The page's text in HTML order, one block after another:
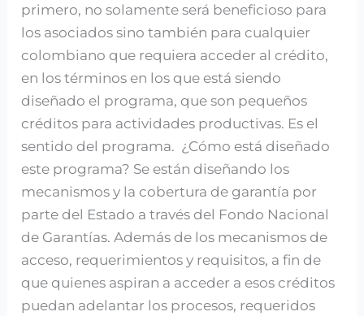
primero, no solamente será beneficioso para
los asociados sino también para cualquier
colombiano que requiera acceder al crédito,
en los términos en los que está siendo
diseñado el programa, que son pequeños
créditos para actividades productivas. Es el
sentido del programa. ¿Cómo está diseñado
este programa? Se están diseñando los
mecanismos y la cobertura de garantía por
parte del Estado a través del Fondo Nacional
de Garantías. Además de los mecanismos de
acceso, requerimientos y requisitos, a fin de
que quienes aspiran a acceder a esos créditos
puedan adelantar los procesos, requeridos